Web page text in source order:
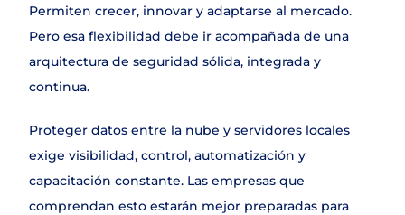
Permiten crecer, innovar y adaptarse al mercado.
Pero esa flexibilidad debe ir acompañada de una
arquitectura de seguridad sólida, integrada y
continua.
Proteger datos entre la nube y servidores locales
exige visibilidad, control, automatización y
capacitación constante. Las empresas que
comprendan esto estarán mejor preparadas para